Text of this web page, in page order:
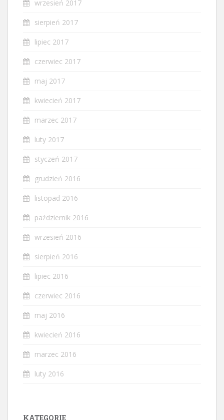
wrzesień 2017
sierpień 2017
lipiec 2017
czerwiec 2017
maj 2017
kwiecień 2017
marzec 2017
luty 2017
styczeń 2017
grudzień 2016
listopad 2016
październik 2016
wrzesień 2016
sierpień 2016
lipiec 2016
czerwiec 2016
maj 2016
kwiecień 2016
marzec 2016
luty 2016
KATEGORIE